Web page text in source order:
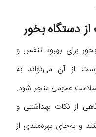
دستگاه بخور
برای بهبود تنفس و
از آن می‌تواند به
عمومی منجر شود.
از نکات بهداشتی و
و به‌جای بهره‌مندی از